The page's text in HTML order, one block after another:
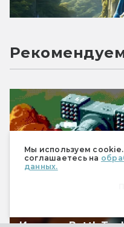
Мы используем
соглашаетесь на
данных.